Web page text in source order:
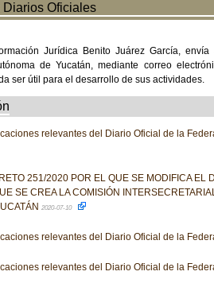
Oficiales
Jurídica Benito Juárez García,
de Yucatán, mediante correo
ser útil para el desarrollo de sus actividades.
relevantes del Diario Oficial de la
251/2020 POR EL QUE SE MODIFICA EL
SE CREA LA COMISIÓN
2020-07-10
relevantes del Diario Oficial de la
relevantes del Diario Oficial de la